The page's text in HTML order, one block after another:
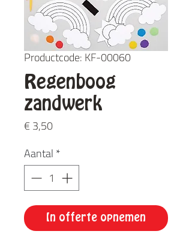
Productcode: KF-00060
Regenboog
zandwerk
€ 3,50Prijs
Aantal*
In offerte opnemen